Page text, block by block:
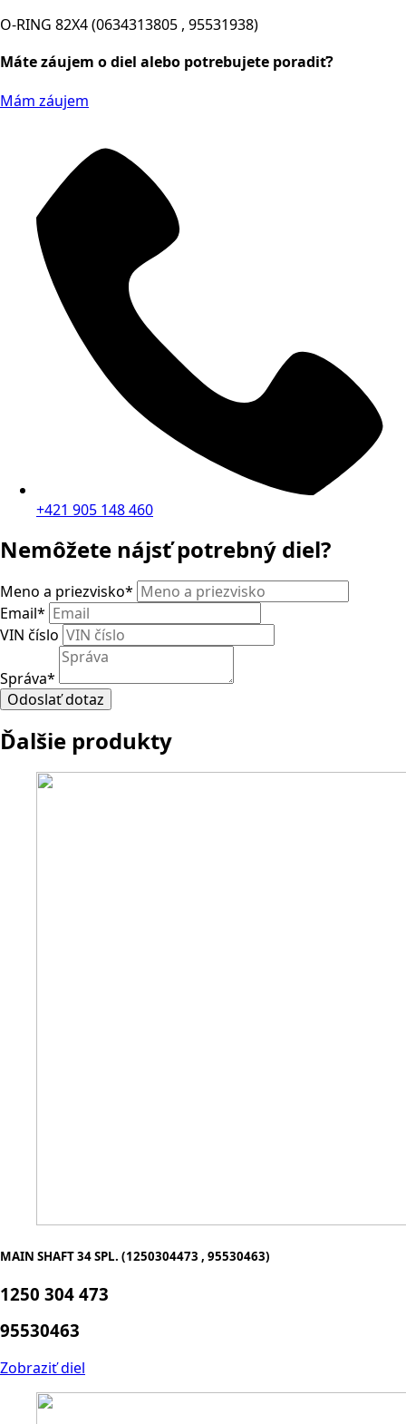
O-RING 82X4 (0634313805 , 95531938)
Máte záujem o diel alebo potrebujete poradiť?
Mám záujem
+421 905 148 460
Nemôžete nájsť potrebný diel?
Meno a priezvisko*
Email*
VIN číslo
Správa*
Odoslať dotaz
Ďalšie produkty
MAIN SHAFT 34 SPL. (1250304473 , 95530463)
1250 304 473
95530463
Zobraziť diel